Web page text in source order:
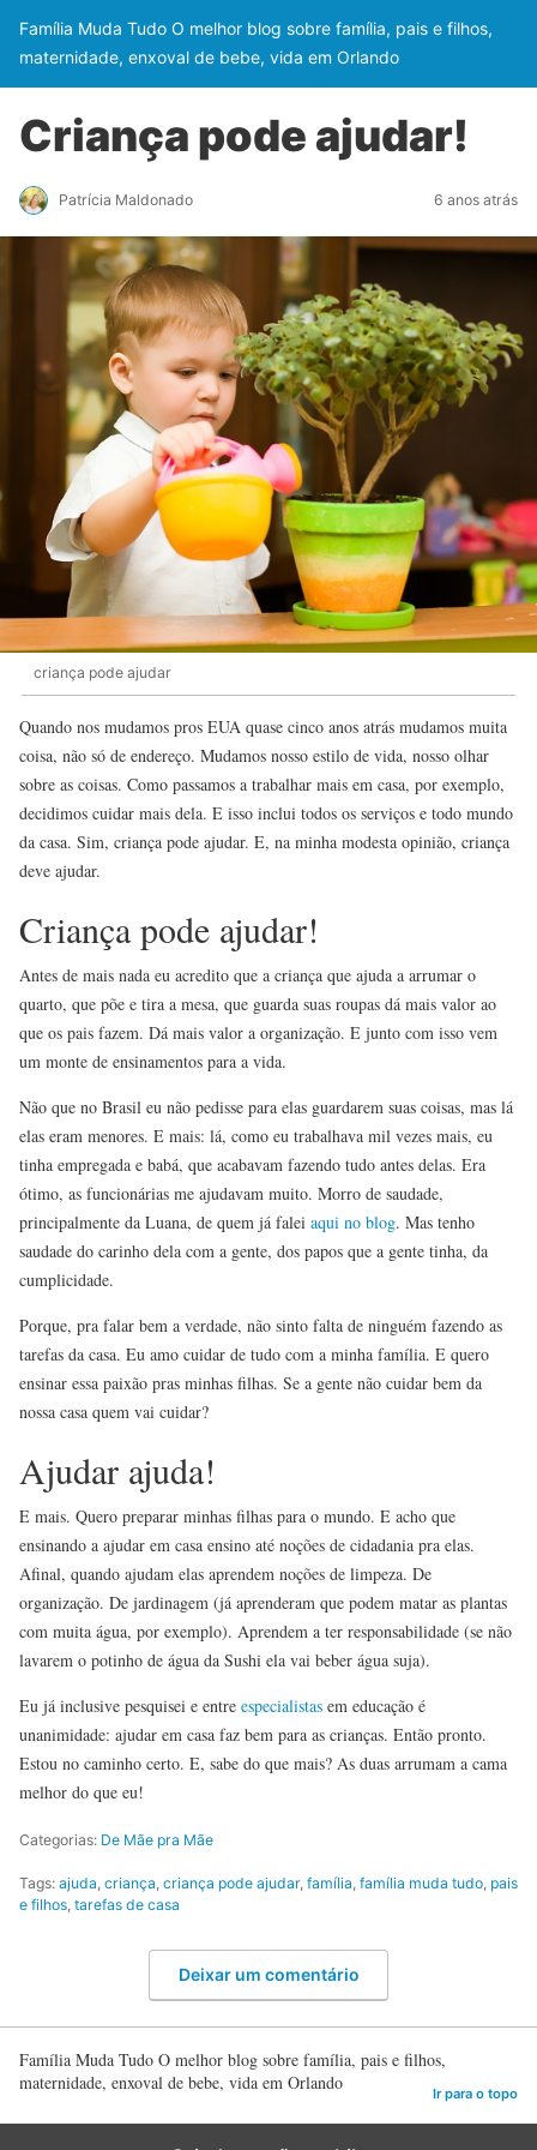
Família Muda Tudo O melhor blog sobre família, pais e filhos,
maternidade, enxoval de bebe, vida em Orlando
Criança pode ajudar!
Patrícia Maldonado 6 anos atrás
criança pode ajudar
Quando nos mudamos pros EUA quase cinco anos atrás mudamos muita
coisa, não só de endereço. Mudamos nosso estilo de vida, nosso olhar
sobre as coisas. Como passamos a trabalhar mais em casa, por exemplo,
decidimos cuidar mais dela. E isso inclui todos os serviços e todo mundo
da casa. Sim, criança pode ajudar. E, na minha modesta opinião, criança
deve ajudar.
Criança pode ajudar!
Antes de mais nada eu acredito que a criança que ajuda a arrumar o
quarto, que põe e tira a mesa, que guarda suas roupas dá mais valor ao
que os pais fazem. Dá mais valor a organização. E junto com isso vem
um monte de ensinamentos para a vida.
Não que no Brasil eu não pedisse para elas guardarem suas coisas, mas lá
elas eram menores. E mais: lá, como eu trabalhava mil vezes mais, eu
tinha empregada e babá, que acabavam fazendo tudo antes delas. Era
ótimo, as funcionárias me ajudavam muito. Morro de saudade,
principalmente da Luana, de quem já falei aqui no blog. Mas tenho
saudade do carinho dela com a gente, dos papos que a gente tinha, da
cumplicidade.
Porque, pra falar bem a verdade, não sinto falta de ninguém fazendo as
tarefas da casa. Eu amo cuidar de tudo com a minha família. E quero
ensinar essa paixão pras minhas filhas. Se a gente não cuidar bem da
nossa casa quem vai cuidar?
Ajudar ajuda!
E mais. Quero preparar minhas filhas para o mundo. E acho que
ensinando a ajudar em casa ensino até noções de cidadania pra elas.
Afinal, quando ajudam elas aprendem noções de limpeza. De
organização. De jardinagem (já aprenderam que podem matar as plantas
com muita água, por exemplo). Aprendem a ter responsabilidade (se não
lavarem o potinho de água da Sushi ela vai beber água suja).
Eu já inclusive pesquisei e entre especialistas em educação é
unanimidade: ajudar em casa faz bem para as crianças. Então pronto.
Estou no caminho certo. E, sabe do que mais? As duas arrumam a cama
melhor do que eu!
Categorias: De Mãe pra Mãe
Tags: ajuda, criança, criança pode ajudar, família, família muda tudo, pais
e filhos, tarefas de casa
Deixar um comentário
Família Muda Tudo O melhor blog sobre família, pais e filhos,
maternidade, enxoval de bebe, vida em Orlando
Ir para o topo